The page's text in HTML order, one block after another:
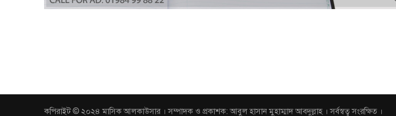
কপিরাইট © ২০২৪ মাসিক আলকাউসার । সম্পাদক ও প্রকাশক: আবুল হাসান মুহাম্মাদ আবদুল্লাহ । সর্বস্বত্ব সংরক্ষিত ।